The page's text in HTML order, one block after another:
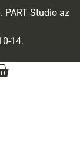
PART Studio az
14.